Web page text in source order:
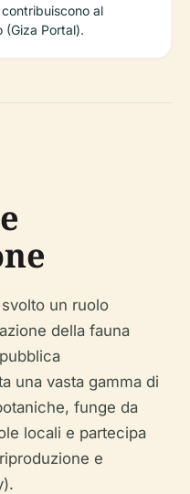
al
(Giza Portal).
un ruolo
della fauna
una vasta gamma di
funge da
locali e partecipa
e